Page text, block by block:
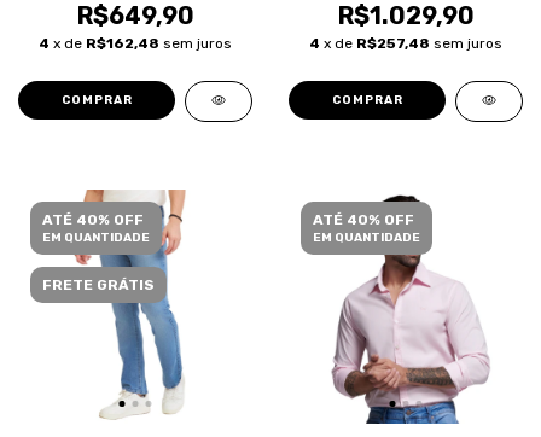
R$649,90
4 x de R$162,48 sem juros
COMPRAR
R$1.029,90
4 x de R$257,48 sem juros
COMPRAR
ATÉ 40% OFF
EM QUANTIDADE
FRETE GRÁTIS
ATÉ 40% OFF
EM QUANTIDADE